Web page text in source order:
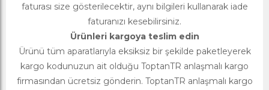
faturası size gösterilecektir, aynı bilgileri kullanarak iade
faturanızı kesebilirsiniz.
Ürünleri kargoya teslim edin
Ürünü tüm aparatlarıyla eksiksiz bir şekilde paketleyerek
kargo kodunuzun ait olduğu ToptanTR anlaşmalı kargo
firmasından ücretsiz gönderin. ToptanTR anlaşmalı kargo